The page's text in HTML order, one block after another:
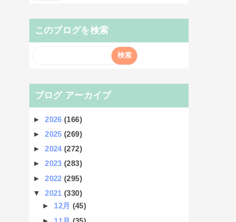
このブログを検索
ブログ アーカイブ
►2026(166)
►2025(269)
►2024(272)
►2023(283)
►2022(295)
▼2021(330)
► 12月 (45)